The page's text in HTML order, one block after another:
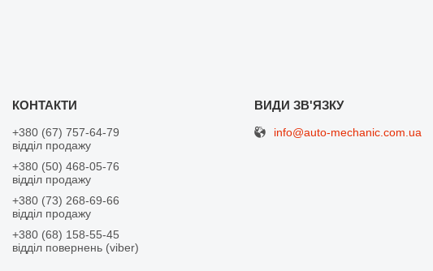
+380 (67) 757-64-79
відділ продажу
+380 (50) 468-05-76
відділ продажу
+380 (73) 268-69-66
відділ продажу
+380 (68) 158-55-45
відділ повернень (viber)
info@auto-mechanic.com.ua